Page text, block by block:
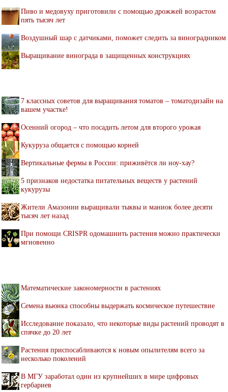
Пиво и медовуху приготовили с помощью дрожжей возрастом
пять тысяч лет
Воздушный шар с датчиками, поможет следить за виноградником
Выращивание винограда в защищенных конструкциях
7 классных советов для выращивания томатов – томатодизайн на
вашем участке!
Осенний огород – что посадить летом для второго урожая
Кукуруза общается с помощью корней
Вертикальные фермы в России: приживётся ли ноу-хау?
5 признаков недостатка питательных веществ у растений
кукурузы
Жители Амазонии выращивали тыквы и маниок более десяти
тысяч лет назад
При помощи CRISPR одомашнить растения можно практически
мгновенно
Математические закономерности в растениях
Семена вьюнка способны выдержать космическое путешествие
Исследование показало, что некоторые виды растений проводят в
спячке до 20 лет
Растения приспосабливаются к новым опылителям всего за
несколько поколений
В МГУ заработал один из крупнейших в мире цифровых
гербариев